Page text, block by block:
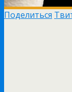
Поделиться